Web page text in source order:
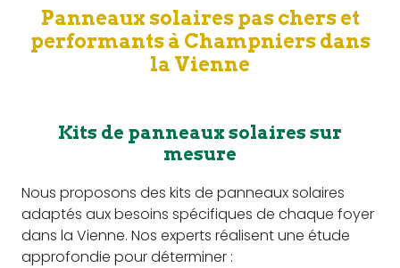
Panneaux solaires pas chers et
performants à Champniers dans
la Vienne
Kits de panneaux solaires sur
mesure
Nous proposons des kits de panneaux solaires
adaptés aux besoins spécifiques de chaque foyer
dans la Vienne. Nos experts réalisent une étude
approfondie pour déterminer :